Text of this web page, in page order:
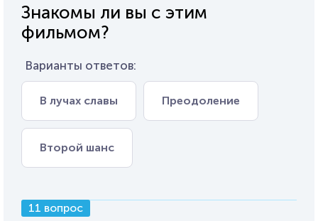
Знакомы ли вы с этим
фильмом?
Варианты ответов:
В лучах славы Преодоление
Второй шанс
11 вопрос